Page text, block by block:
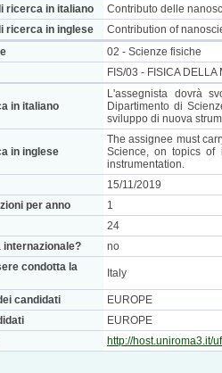
ricerca in italiano
Contributo delle
ricerca in inglese
Contribution of
02 - Scienze fisiche
FIS/03 - FISICA DELLA
in italiano
L'assegnista dovrà
Dipartimento di
sviluppo di nuova
in inglese
The assignee must
Science, on topics of
instrumentation.
15/11/2019
per anno
1
24
internazionale?
no
condotta la
Italy
candidati
EUROPE
EUROPE
http://host.uniroma3.it/